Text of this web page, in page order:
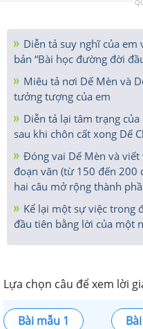
Diễn tả suy nghĩ của em
bản “Bài học đường đời
Miêu tả nơi Dế Mèn và
tưởng tượng của em
Diễn tả lại tâm trạng
sau khi chôn cất xong Dế
Đóng vai Dế Mèn và
đoạn văn (từ 150 đến
hai câu mở rộng thành
Kể lại một sự việc trong
đầu tiên bằng lời của một
Lựa chọn câu để xem lời
Bài mẫu 1